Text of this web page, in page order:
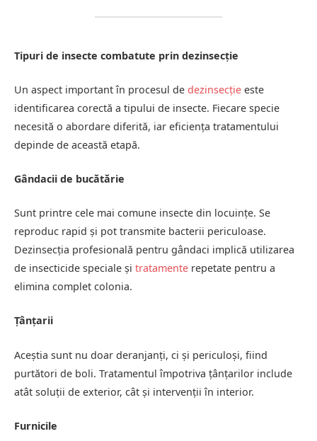
Tipuri de insecte combatute prin dezinsecție
Un aspect important în procesul de dezinsecție este
identificarea corectă a tipului de insecte. Fiecare specie
necesită o abordare diferită, iar eficiența tratamentului
depinde de această etapă.
Gândacii de bucătărie
Sunt printre cele mai comune insecte din locuințe. Se
reproduc rapid și pot transmite bacterii periculoase.
Dezinsecția profesională pentru gândaci implică utilizarea
de insecticide speciale și tratamente repetate pentru a
elimina complet colonia.
Țânțarii
Aceștia sunt nu doar deranjanți, ci și periculoși, fiind
purtători de boli. Tratamentul împotriva țânțarilor include
atât soluții de exterior, cât și intervenții în interior.
Furnicile